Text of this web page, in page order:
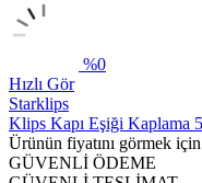
%0
Hızlı Gör
Starklips
Klips Kapı Eşiği Kaplama
Ürünün fiyatını görmek için
GÜVENLİ ÖDEME